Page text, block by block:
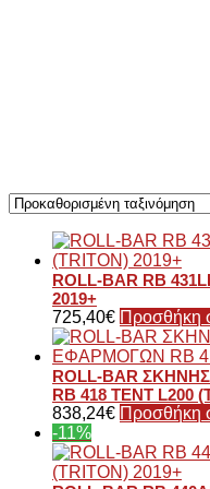
ROLL-BAR RB
2019+
725,40€ Προσθήκη
ROLL-BAR
RB 418 TENT L200
838,24€ Προσθήκη
-11%